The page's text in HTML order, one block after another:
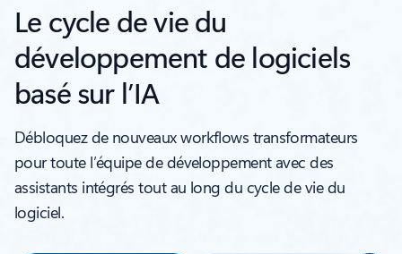
Le cycle de vie du
développement de logiciels
basé sur l’IA
Débloquez de nouveaux workflows transformateurs
pour toute l’équipe de développement avec des
assistants intégrés tout au long du cycle de vie du
logiciel.